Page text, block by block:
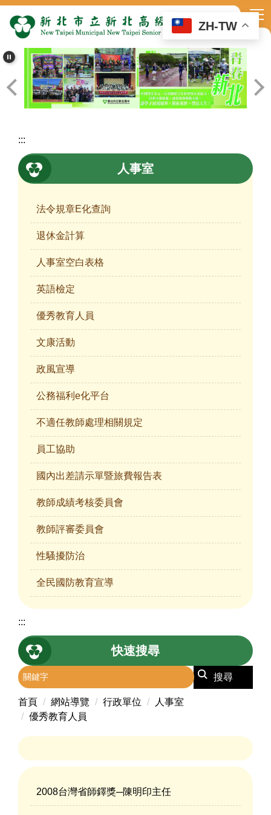
到
要
內
容
區
ZH-TW
:::
人事室
法令規章E化查詢
退休金計算
人事室空白表格
英語檢定
優秀教育人員
文康活動
政風宣導
公務福利e化平台
不適任教師處理相關規定
員工協助
國內出差請示單暨旅費報告表
教師成績考核委員會
教師評審委員會
性騷擾防治
全民國防教育宣導
:::
快速搜尋
搜尋
首頁 網站導覽 行政單位
人事室
優秀教育人員
2008台灣省師鐸獎─陳明印主任